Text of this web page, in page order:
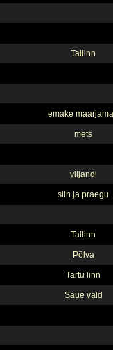
Tallinn
emake
mets
viljandi
siin ja praegu
Tallinn
Põlva
Tartu linn
Saue vald